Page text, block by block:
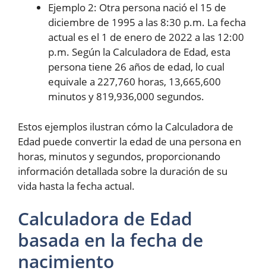
Ejemplo 2: Otra persona nació el 15 de
diciembre de 1995 a las 8:30 p.m. La fecha
actual es el 1 de enero de 2022 a las 12:00
p.m. Según la Calculadora de Edad, esta
persona tiene 26 años de edad, lo cual
equivale a 227,760 horas, 13,665,600
minutos y 819,936,000 segundos.
Estos ejemplos ilustran cómo la Calculadora de
Edad puede convertir la edad de una persona en
horas, minutos y segundos, proporcionando
información detallada sobre la duración de su
vida hasta la fecha actual.
Calculadora de Edad
basada en la fecha de
nacimiento